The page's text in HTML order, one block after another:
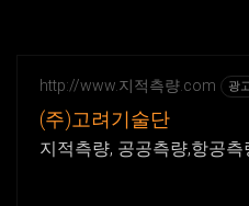
http://www.지적측량.com 광
(주)고려기술단
지적측량, 공공측량,항공